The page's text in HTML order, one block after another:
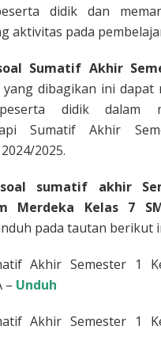
didik dan
aktivitas pada
Sumatif Akhir
yang dibagikan ini dapat
didik dalam
Sumatif Akhir
2025.
soal
sumatif akhir
Merdeka Kelas 7
pada tautan berikut
Akhir Semester 1
– Unduh
Akhir Semester 1